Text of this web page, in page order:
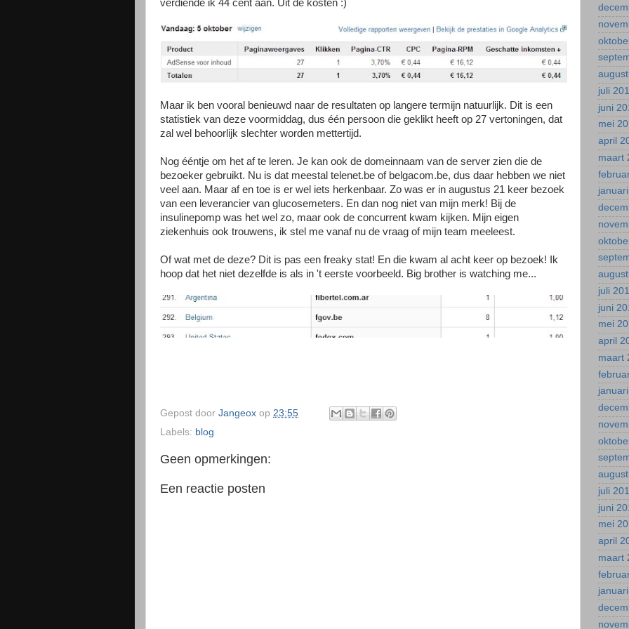
verdiende ik 44 cent aan. Uit de kosten :)
Maar ik ben vooral benieuwd naar de resultaten op langere termijn natuurlijk. Dit is een
statistiek van deze voormiddag, dus één persoon die geklikt heeft op 27 vertoningen, dat
zal wel behoorlijk slechter worden mettertijd.
Nog ééntje om het af te leren. Je kan ook de domeinnaam van de server zien die de
bezoeker gebruikt. Nu is dat meestal telenet.be of belgacom.be, dus daar hebben we niet
veel aan. Maar af en toe is er wel iets herkenbaar. Zo was er in augustus 21 keer bezoek
van een leverancier van glucosemeters. En dan nog niet van mijn merk! Bij de
insulinepomp was het wel zo, maar ook de concurrent kwam kijken. Mijn eigen
ziekenhuis ook trouwens, ik stel me vanaf nu de vraag of mijn team meeleest.
Of wat met de deze? Dit is pas een freaky stat! En die kwam al acht keer op bezoek! Ik
hoop dat het niet dezelfde is als in 't eerste voorbeeld. Big brother is watching me...
Gepost door Jangeox op 23:55
Labels: blog
Geen opmerkingen:
Een reactie posten
juli
juni
mei
april
maart
juli
juni
mei
april
maart
juli
juni
mei
april
maart